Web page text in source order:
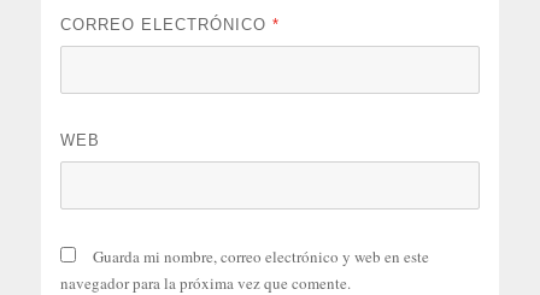
CORREO ELECTRÓNICO*
WEB
Guarda mi nombre, correo electrónico y web en este
navegador para la próxima vez que comente.